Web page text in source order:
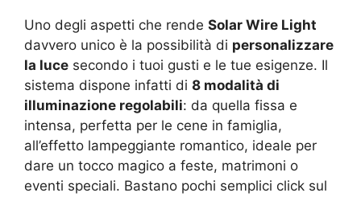
Uno degli aspetti che rende Solar Wire Light
davvero unico è la possibilità di personalizzare
la luce secondo i tuoi gusti e le tue esigenze. Il
sistema dispone infatti di 8 modalità di
illuminazione regolabili: da quella fissa e
intensa, perfetta per le cene in famiglia,
all’effetto lampeggiante romantico, ideale per
dare un tocco magico a feste, matrimoni o
eventi speciali. Bastano pochi semplici click sul